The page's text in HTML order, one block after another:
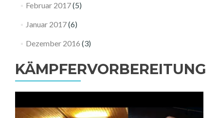
Februar 2017(5)
Januar 2017(6)
Dezember 2016 (3)
KÄMPFERVORBEREITUNG
Player